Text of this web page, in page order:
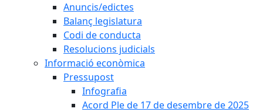
Anuncis/edictes
Balanç legislatura
Codi de conducta
Resolucions judicials
Informació econòmica
Pressupost
Infografia
Acord Ple de 17 de desembre de 2025